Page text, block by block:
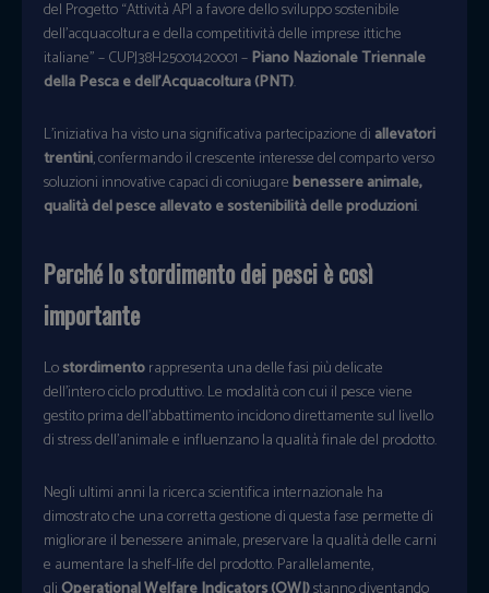
del Progetto “Attività API a favore dello sviluppo sostenibile
dell’acquacoltura e della competitività delle imprese ittiche
italiane” – CUPJ38H25001420001 –Piano Nazionale Triennale
della Pesca e dell’Acquacoltura (PNT).
L’iniziativa ha visto una significativa partecipazione di allevatori
trentini, confermando il crescente interesse del comparto verso
soluzioni innovative capaci di coniugarebenessere animale,
qualità del pesce allevato e sostenibilità delle produzioni.
Perché lo stordimento dei pesci è così
importante
Lostordimentorappresenta una delle fasi più delicate
dell’intero ciclo produttivo. Le modalità con cui il pesce viene
gestito prima dell’abbattimento incidono direttamente sul livello
di stress dell’animale e influenzano la qualità finale del prodotto.
Negli ultimi anni la ricerca scientifica internazionale ha
dimostrato che una corretta gestione di questa fase permette di
migliorare il benessere animale, preservare la qualità delle carni
e aumentare la shelf-life del prodotto. Parallelamente,